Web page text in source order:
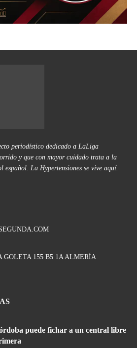
periodístico dedicado a LaLiga
y que con mayor cuidado trata a la
español. La Hypertensiones se vive aquí.
GOLETA 155 B5 1A ALMERÍA
puede fichar a un central libre